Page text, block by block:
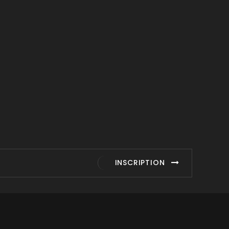
INSCRIPTION